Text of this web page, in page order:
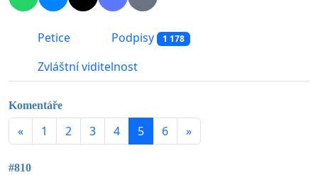
Petice Podpisy 1 178
Zvláštní viditelnost
Komentáře
« 1 2 3 4 5 6 »
#810